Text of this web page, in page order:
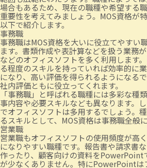
場合もあるため、現在の職種や希望する
重要性を考えてみましょう。MOS資格が
以下で紹介します。
事務職
事務職はMOS資格を大いに役立てやすい
ます。書類作成や表計算などを扱う業務
などのオフィスソフトを多く利用します
る程度のスキルを持っていれば効率的に
になり、高い評価を得られるようになる
社内評価ともに役立ってくれます。
「事務職」と呼ばれる職種には多彩な種
事内容や必要スキルなども異なります。
でオフィスソフトは多用するでしょう。
るスキルとして、MOS資格は事務職全般
営業職
営業職もオフィスソフトの使用頻度が高
になりやすい職種です。報告書や請求書
作ったり、顧客向けの資料をPowerPoint
が少なくありません。特にPowerPointは